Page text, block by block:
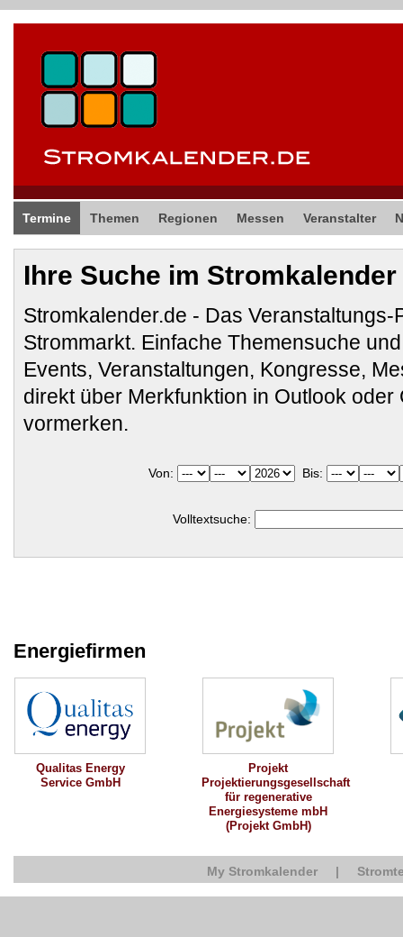
Termine Themen Regionen Messen Veranstalter
Ihre Suche im Stromkalender
Stromkalender.de - Das Veranstaltungs-
Strommarkt. Einfache Themensuche
Events, Veranstaltungen, Kongresse,
direkt über Merkfunktion in Outlook oder
vormerken.
Von: Bis:
Volltextsuche:
Energiefirmen
Qualitas Energy
Service GmbH
Projekt
Projektierungsgesellschaft
für regenerative
Energiesysteme mbH
(Projekt GmbH)
My Stromkalender |